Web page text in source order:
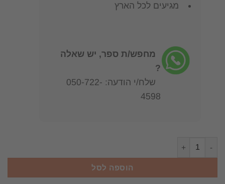
מגיעים לכל הארץ
מחפש/ת ספר, יש שאלה
?
שלח/י הודעה: 050-722-
4598
כמות של ירושלים של מטה - סיפור מחקרה של עיר הקודש, המסע
הוספה לסל